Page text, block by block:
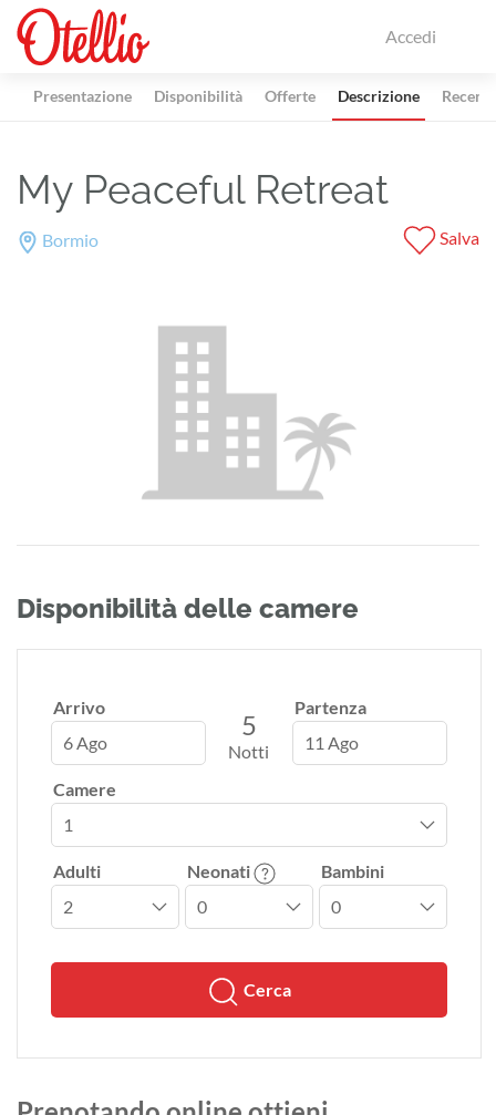
Accedi
Presentazione Disponibilità Offerte Descrizione
My Peaceful Retreat
Bormio Salva
Disponibilità delle camere
Arrivo
6 Ago
5
Notti
Partenza
11 Ago
Camere
Adulti Neonati Bambini
Cerca